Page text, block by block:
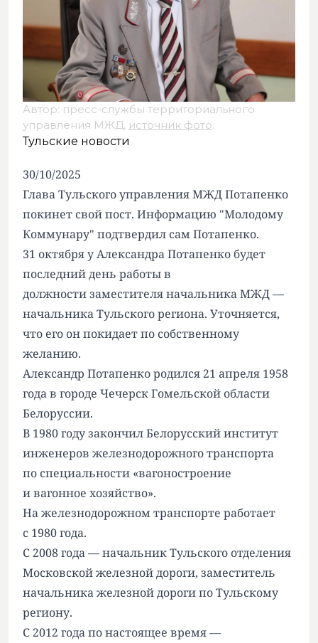
Автор: пресс-службы территориального
управления МЖД, источник фото.
Тульские новости
30/10/2025
Глава Тульского управления МЖД Потапенко
покинет свой пост. Информацию "Молодому
Коммунару" подтвердил сам Потапенко.
31 октября у Александра Потапенко будет
последний день работы в
должности заместителя начальника МЖД —
начальника Тульского региона. Уточняется,
что его он покидает по собственному
желанию.
Александр Потапенко родился 21 апреля 1958
года в городе Чечерск Гомельской области
Белоруссии.
В 1980 году закончил Белорусский институт
инженеров железнодорожного транспорта
по специальности «вагоностроение
и вагонное хозяйство».
На железнодорожном транспорте работает
с 1980 года.
С 2008 года — начальник Тульского отделения
Московской железной дороги, заместитель
начальника железной дороги по Тульскому
региону.
С 2012 года по настоящее время —